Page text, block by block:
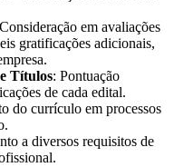
em avaliações
gratificações adicionais,
Títulos: Pontuação
de cada edital.
do currículo em processos
a diversos requisitos de